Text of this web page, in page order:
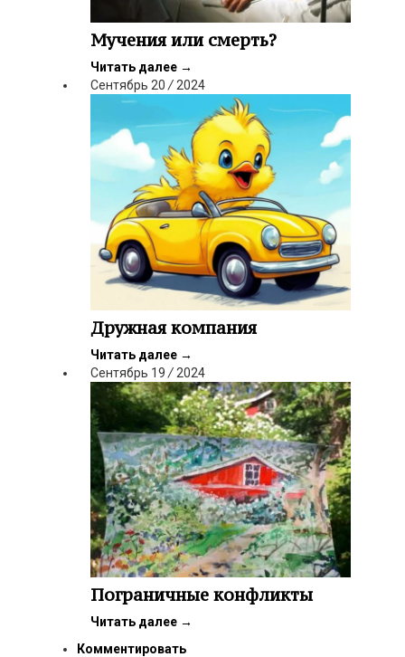
Мучения или смерть?
Читать далее →
Сентябрь 20 / 2024
Дружная компания
Читать далее →
Сентябрь 19 / 2024
Пограничные конфликты
Читать далее →
Комментировать